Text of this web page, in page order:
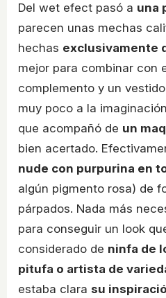
Del wet efect pasó a una
parecen unas mechas
hechas exclusivamente
mejor para combinar con
complemento y un
muy poco a la
que acompañó de un
bien acertado.
nude con purpurina en
algún pigmento rosa) de
párpados. Nada más
para conseguir un look
considerado de ninfa de
pitufa o artista de
estaba clara su